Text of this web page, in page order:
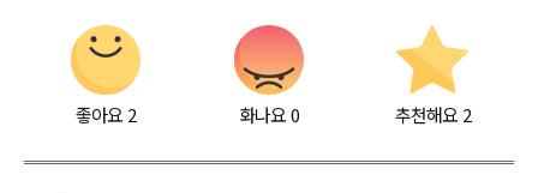
좋아요 2 화나요0 추천해요 2